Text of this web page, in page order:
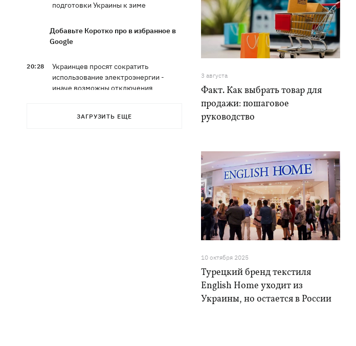
подготовки Украины к зиме
Добавьте Коротко про в избранное в
Google
20:28
Украинцев просят сократить
использование электроэнергии -
иначе возможны отключения
Тайский футболист погиб от удара
ЗАГРУЗИТЬ ЕЩЕ
3 августа
Факт. Как выбрать товар для
продажи: пошаговое
руководство
10 октября 2025
Турецкий бренд текстиля
English Home уходит из
Украины, но остается в России